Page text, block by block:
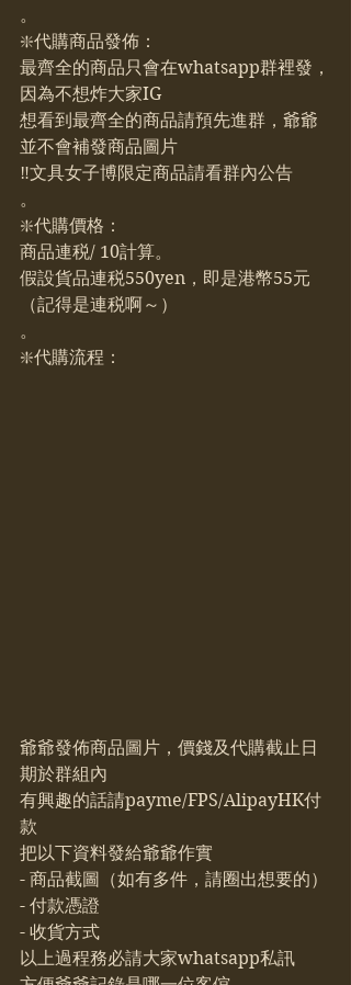
。
❇️代購商品發佈：
最齊全的商品只會在whatsapp群裡發，
因為不想炸大家IG
想看到最齊全的商品請預先進群，爺爺
並不會補發商品圖片
‼️文具女子博限定商品請看群內公告
。
❇️代購價格：
商品連税/ 10計算。
假設貨品連税550yen，即是港幣55元
（記得是連税啊～）
。
❇️代購流程：
爺爺發佈商品圖片，價錢及代購截止日
期於群組內
有興趣的話請payme/FPS/AlipayHK付
款
把以下資料發給爺爺作實
- 商品截圖（如有多件，請圈出想要的）
- 付款憑證
- 收貨方式
以上過程務必請大家whatsapp私訊